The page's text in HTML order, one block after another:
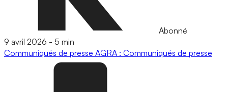
Abonné
9 avril 2026 - 5 min
Communiqués de presse AGRA : Communiqués de presse